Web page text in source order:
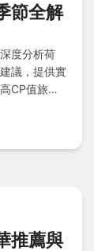
節全解
度分析荷
議，提供實
CP值旅
推薦與